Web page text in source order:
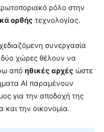
ρόλο στην
ορθής τεχνολογίας.
συνεργασία
δύο χώρες θέλουν να
από ηθικές αρχές ώστε
AI παραμένουν
για την αποδοχή της
και την οικονομία.